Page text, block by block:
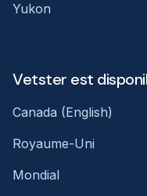
Yukon
Vetster est
Canada (English)
Royaume-Uni
Mondial